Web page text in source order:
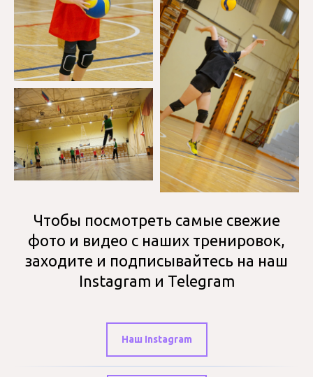
Чтобы посмотреть самые свежие
фото и видео с наших тренировок,
заходите и подписывайтесь на наш
Instagram и Telegram
Наш Instagram